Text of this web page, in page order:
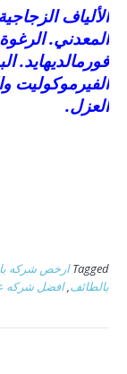
الألياف
المعدني. الرغوة
فورمالديهايد.
الفيرموكوليت
العزل.
Tagged ارخص شركه
بالطائف,افضل شركه